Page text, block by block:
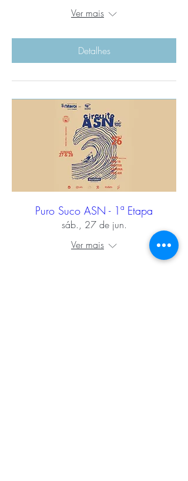
Ver mais
Detalhes
Puro Suco ASN - 1ª Etapa
sáb., 27 de jun.
Ver mais